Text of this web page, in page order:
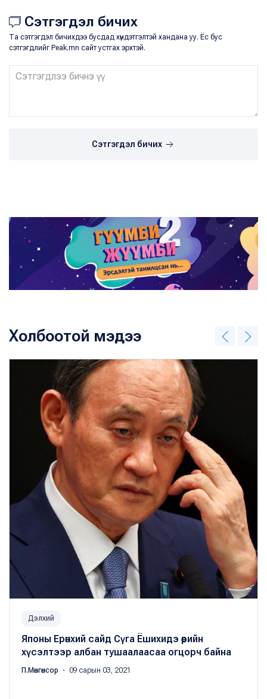
Сэтгэгдэл бичих
Та сэтгэгдэл бичихдээ бусдад хүндэтгэлтэй хандана уу. Ёс бус
сэтгэгдлийг Peak.mn сайт устгах эрхтэй.
Сэтгэгдэл бичих
Холбоотой мэдээ
Дэлхий
Японы Ерөнхий сайд Сүга Ёшихидэ өөрийн
хүсэлтээр албан тушаалаасаа огцорч байна
П.Мөнгөнсор ・ 09 сарын 03, 2021